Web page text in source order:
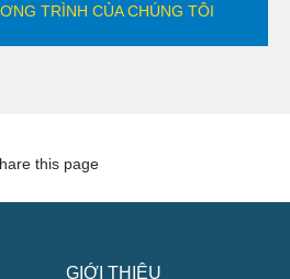
TRÌNH CỦA CHÚNG TÔI
this page
GIỚI THIỆU